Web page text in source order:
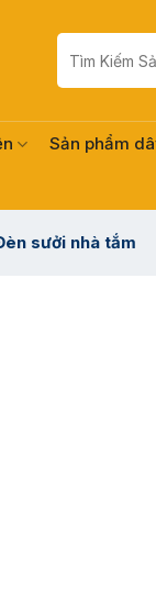
Tìm
kiếm:
Sản phẩm
sưởi nhà tắm